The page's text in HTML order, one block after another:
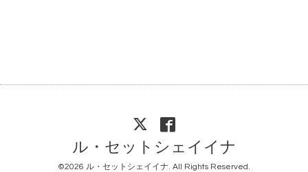
ル・セットシェイイナ
©2026 ル・セットシェイイナ. All Rights Reserved.